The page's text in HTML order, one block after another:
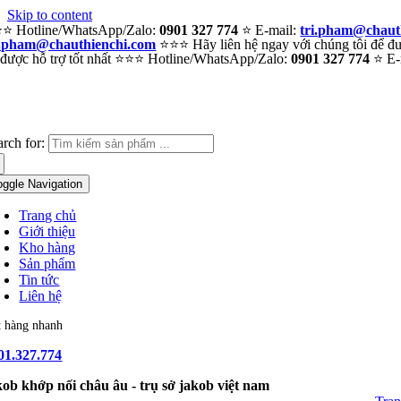
Skip to content
Hotline/WhatsApp/Zalo:0901 327 774 ⭐ E-mail:
⭐⭐⭐ Hãy liên hệ ngay với chúng tôi để
hỗ trợ tốt nhất ⭐⭐⭐ Hotline/WhatsApp/Zalo:0901 327 774 ⭐
for:
Navigation
Trang chủ
Giới thiệu
Kho hàng
Sản phẩm
Tin tức
Liên hệ
hàng nhanh
khớp nối châu âu - trụ sở jakob việt nam